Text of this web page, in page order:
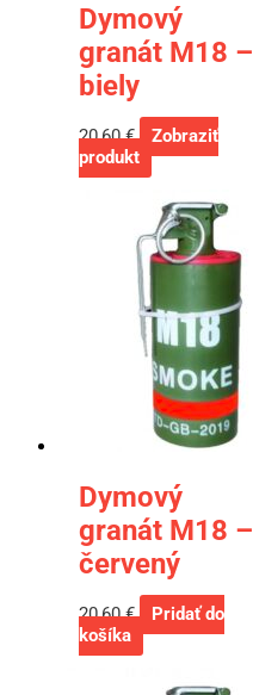
Dymový
granát M18 –
biely
20,60€
Zobraziť
produkt
Dymový
granát M18 –
červený
20,60€
Pridať do
košíka